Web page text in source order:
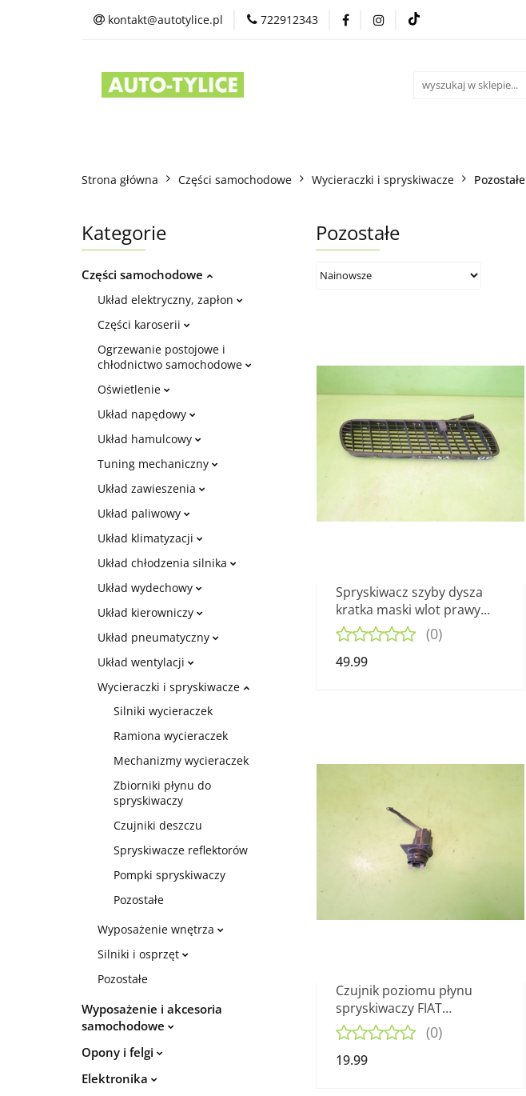
kontakt@autotylice.pl 722912343
Strona główna Części samochodowe Wycieraczki i spryskiwacze Pozostałe
Kategorie
Części samochodowe
Układ elektryczny, zapłon
Części karoserii
Ogrzewanie postojowe i
chłodnictwo samochodowe
Oświetlenie
Układ napędowy
Układ hamulcowy
Tuning mechaniczny
Układ zawieszenia
Układ paliwowy
Układ klimatyzacji
Układ chłodzenia silnika
Układ wydechowy
Układ kierowniczy
Układ pneumatyczny
Układ wentylacji
Wycieraczki i spryskiwacze
Silniki wycieraczek
Ramiona wycieraczek
Mechanizmy wycieraczek
Zbiorniki płynu do
spryskiwaczy
Czujniki deszczu
Spryskiwacze reflektorów
Pompki spryskiwaczy
Pozostałe
Wyposażenie wnętrza
Silniki i osprzęt
Pozostałe
Wyposażenie i akcesoria
samochodowe
Opony i felgi
Elektronika
Pozostałe
Spryskiwacz szyby dysza
kratka maski wlot prawy
8402670 BMW X5 E53 99-03
(0)
49.99
Czujnik poziomu płynu
spryskiwaczy FIAT
FREEMONT I 11-15
(0)
19.99